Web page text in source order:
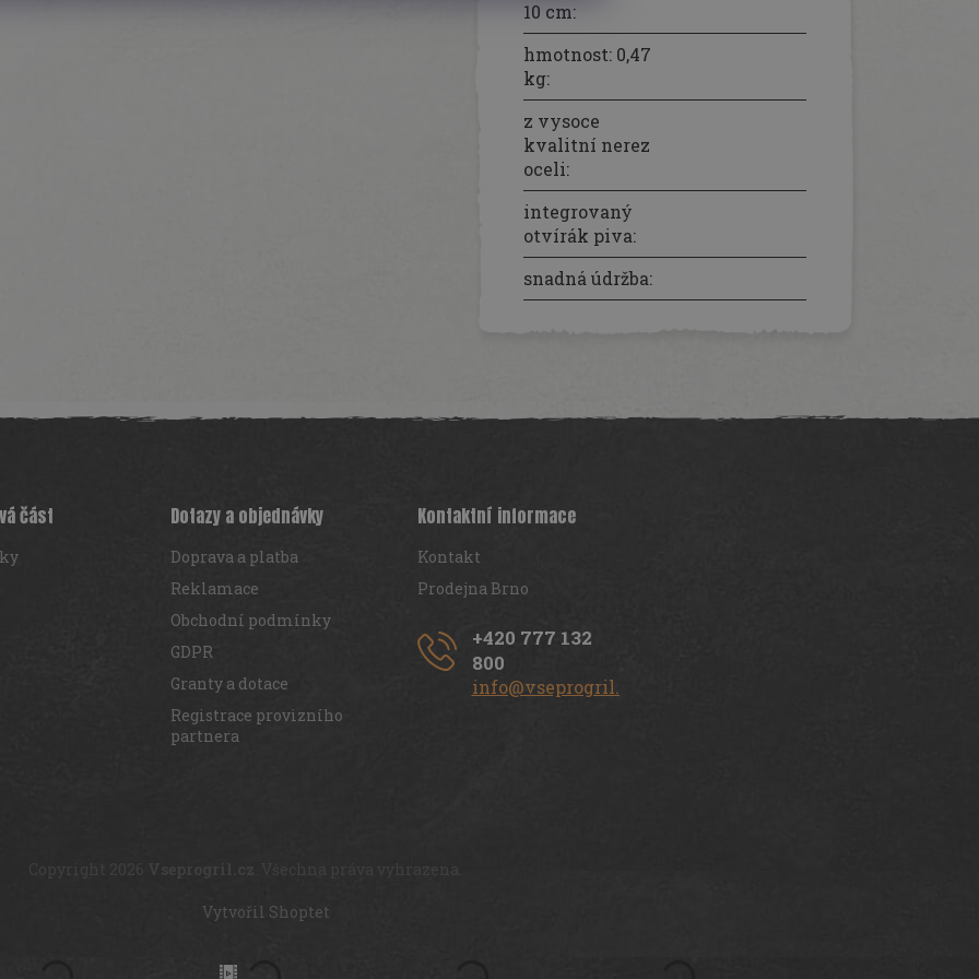
10 cm:
hmotnost: 0,47
kg:
z vysoce
kvalitní nerez
oceli:
integrovaný
otvírák piva:
snadná údržba:
část Dotazy a objednávky
Doprava a platba
Reklamace
Obchodní podmínky
GDPR
Granty a dotace
Registrace provizního
partnera
Kontaktní informace
Kontakt
Prodejna Brno
+420 777 132
800
info@vseprogril.cz
Vytvořil Shoptet